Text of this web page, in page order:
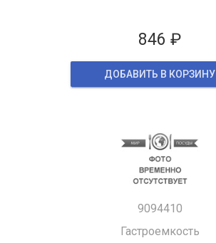
846 ₽
ДОБАВИТЬ В КОРЗИНУ
9094410
Гастроемкость